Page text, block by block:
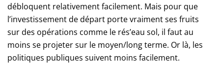
débloquent relativement facilement. Mais pour que
l’investissement de départ porte vraiment ses fruits
sur des opérations comme le rés’eau sol, il faut au
moins se projeter sur le moyen/long terme. Or là, les
politiques publiques suivent moins facilement.